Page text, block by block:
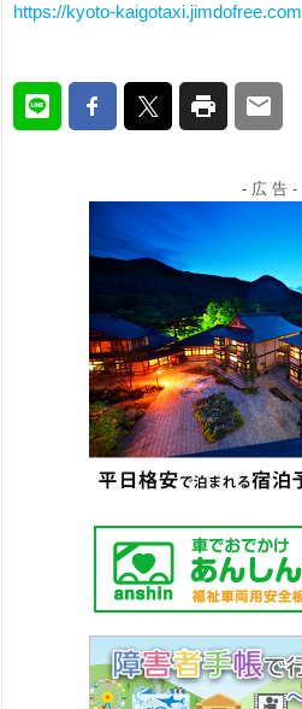
https://kyoto-kaigotaxi.jimdofree.com
- 広 告 -